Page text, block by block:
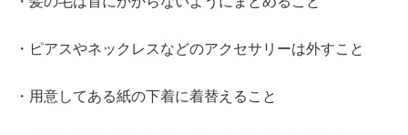
・ピアスやネックレスなどのアクセサリーは外すこと
・用意してある紙の下着に着替えること